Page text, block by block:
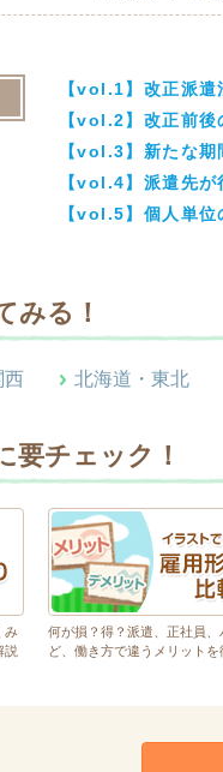
【vol.1】改正派遣
【vol.2】改正前後
【vol.3】新たな期
【vol.4】派遣先が
【vol.5】個人単位
みる！
西 北海道・東北
要チェック！
み
説
何が損？得？派遣、正社員、
ど、働き方で違うメリットを